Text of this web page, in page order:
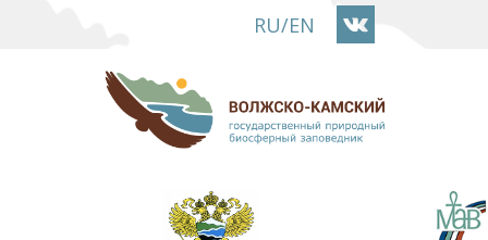
основному
содержанию
RU/EN